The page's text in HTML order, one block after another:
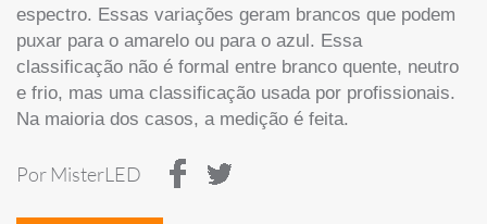
espectro. Essas variações geram brancos que podem
puxar para o amarelo ou para o azul. Essa
classificação não é formal entre branco quente, neutro
e frio, mas uma classificação usada por profissionais.
Na maioria dos casos, a medição é feita.
Por MisterLED